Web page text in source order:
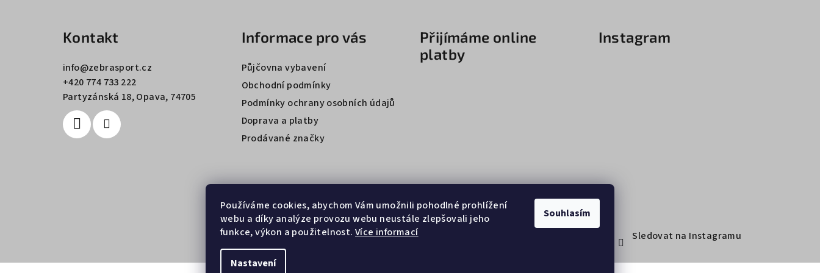
Používáme cookies, abychom Vám umožnili pohodlné prohlížení
webu a díky analýze provozu webu neustále zlepšovali jeho
funkce, výkon a použitelnost. Více informací
Nastavení
Souhlasím
Kontakt
info@zebrasport.cz
+420 774 733 222
Partyzánská 18, Opava, 74705
Informace pro vás
Půjčovna vybavení
Obchodní podmínky
Podmínky ochrany osobních údajů
Doprava a platby
Prodávané značky
Přijímáme online
platby
Instagram
Sledovat na Instagramu